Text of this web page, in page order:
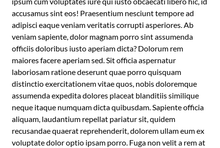
accusamus sint eos! Praesentium nesciunt tempore ad
adipisci eaque veniam veritatis corrupti asperiores. Ab
veniam sapiente, dolor magnam porro sint assumenda
officiis doloribus iusto aperiam dicta? Dolorum rem
maiores facere aperiam sed. Sit officia aspernatur
laboriosam ratione deserunt quae porro quisquam
distinctio exercitationem vitae quos, nobis doloremque
assumenda expedita dolores placeat blanditiis similique
neque itaque numquam dicta quibusdam. Sapiente officia
aliquam, laudantium repellat pariatur sit, quidem
recusandae quaerat reprehenderit, dolorem ullam eum ex
voluptate dolor optio ipsam porro. Fuga non velit a rem at